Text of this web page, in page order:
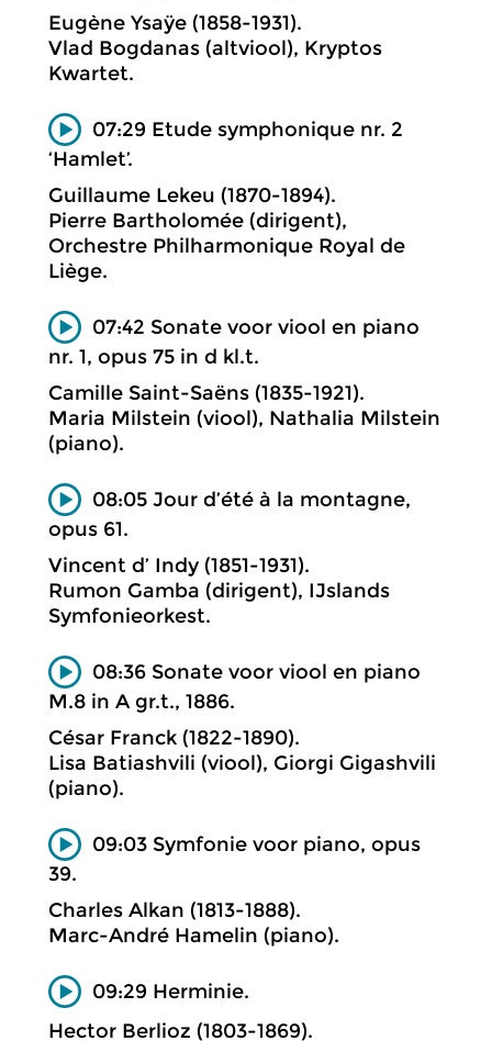
Eugène Ysaÿe (1858-1931).
Vlad Bogdanas (altviool), Kryptos
Kwartet.
07:29 Etude symphonique nr. 2
‘Hamlet’.
Guillaume Lekeu (1870-1894).
Pierre Bartholomée (dirigent),
Orchestre Philharmonique Royal de
Liège.
07:42 Sonate voor viool en piano
nr. 1, opus 75 in d kl.t.
Camille Saint-Saëns (1835-1921).
Maria Milstein (viool), Nathalia Milstein
(piano).
08:05 Jour d’été à la montagne,
opus 61.
Vincent d’ Indy (1851-1931).
Rumon Gamba (dirigent), IJslands
Symfonieorkest.
08:36 Sonate voor viool en piano
M.8 in A gr.t., 1886.
César Franck (1822-1890).
Lisa Batiashvili (viool), Giorgi Gigashvili
(piano).
09:03 Symfonie voor piano, opus
39.
Charles Alkan (1813-1888).
Marc-André Hamelin (piano).
09:29 Herminie.
Hector Berlioz (1803-1869).